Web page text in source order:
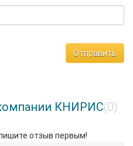
Отправить
КНИРИС(0)
отзыв первым!